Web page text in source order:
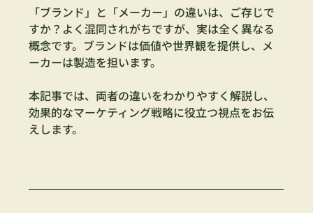
「ブランド」と「メーカー」の違いは、ご存じで
すか？よく混同されがちですが、実は全く異なる
概念です。ブランドは価値や世界観を提供し、メ
ーカーは製造を担います。
本記事では、両者の違いをわかりやすく解説し、
効果的なマーケティング戦略に役立つ視点をお伝
えします。